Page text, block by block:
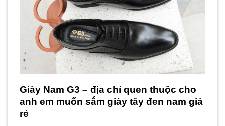
Giày Nam G3 – địa chỉ quen thuộc cho
anh em muốn sắm giày tây đen nam giá
rẻ